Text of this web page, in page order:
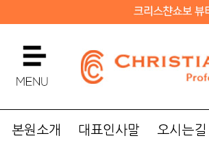
본원소개 대표인사말 오시는길